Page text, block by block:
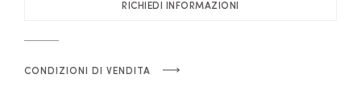
RICHIEDI INFORMAZIONI
CONDIZIONI DI VENDITA